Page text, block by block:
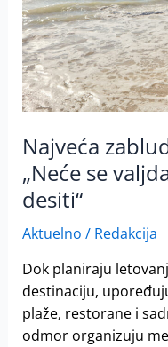
Najveća
„Neće se
desiti“
Aktuelno / Redakcija
Dok planiraju
destinaciju,
plaže, restorane i
odmor organizuju
se
valjda
baš
meni
nešto